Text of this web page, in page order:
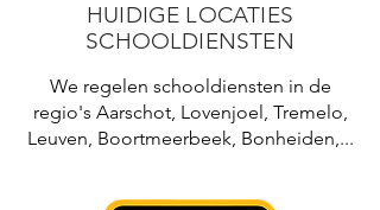
HUIDIGE LOCATIES
SCHOOLDIENSTEN
We regelen schooldiensten in de
regio's Aarschot, Lovenjoel, Tremelo,
Leuven, Boortmeerbeek, Bonheiden,...